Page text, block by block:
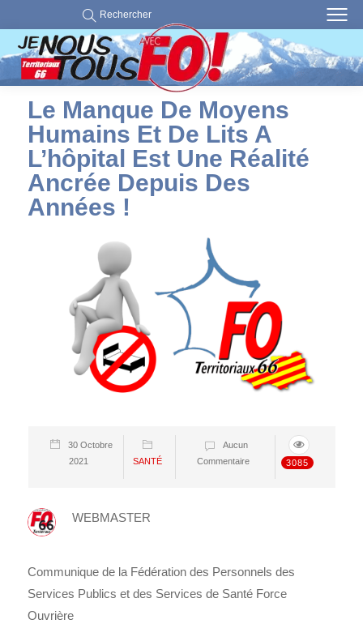
Rechercher
Le Manque De Moyens
Humains Et De Lits A
L’hôpital Est Une Réalité
Ancrée Depuis Des
Années !
30 Octobre
2021
SANTÉ
Aucun
Commentaire
3085
WEBMASTER
Communique de la Fédération des Personnels des
Services Publics et des Services de Santé Force
Ouvrière